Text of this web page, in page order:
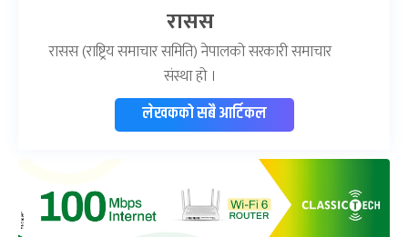
रासस
रासस (राष्ट्रिय समाचार समिति) नेपालको सरकारी समाचार
संस्था हो ।
लेखकको सबै आर्टिकल